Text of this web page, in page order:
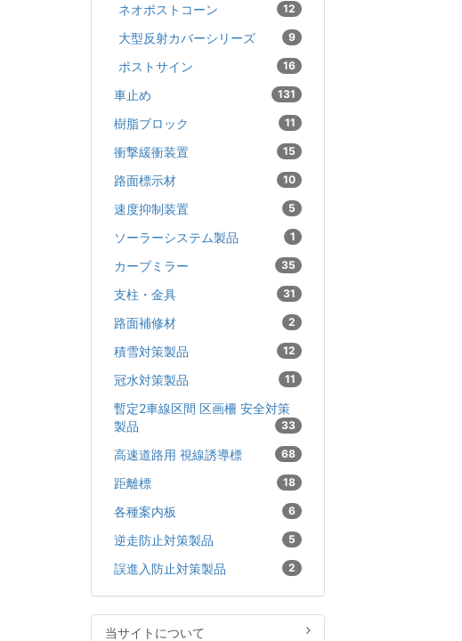
ネオポストコーン 12
大型反射カバーシリーズ 9
ポストサイン 16
車止め 131
樹脂ブロック 11
衝撃緩衝装置 15
路面標示材 10
速度抑制装置 5
ソーラーシステム製品 1
カーブミラー 35
支柱・金具 31
路面補修材 2
積雪対策製品 12
冠水対策製品 11
暫定2車線区間 区画柵 安全対策
製品
33
高速道路用 視線誘導標 68
距離標 18
各種案内板 6
逆走防止対策製品 5
誤進入防止対策製品 2
当サイトについて